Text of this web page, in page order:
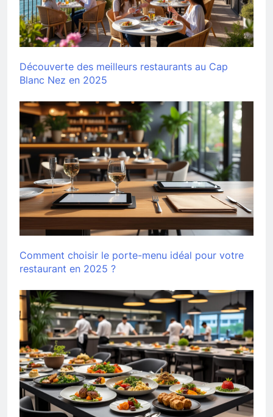
Découverte des meilleurs restaurants au Cap
Blanc Nez en 2025
Comment choisir le porte-menu idéal pour votre
restaurant en 2025 ?